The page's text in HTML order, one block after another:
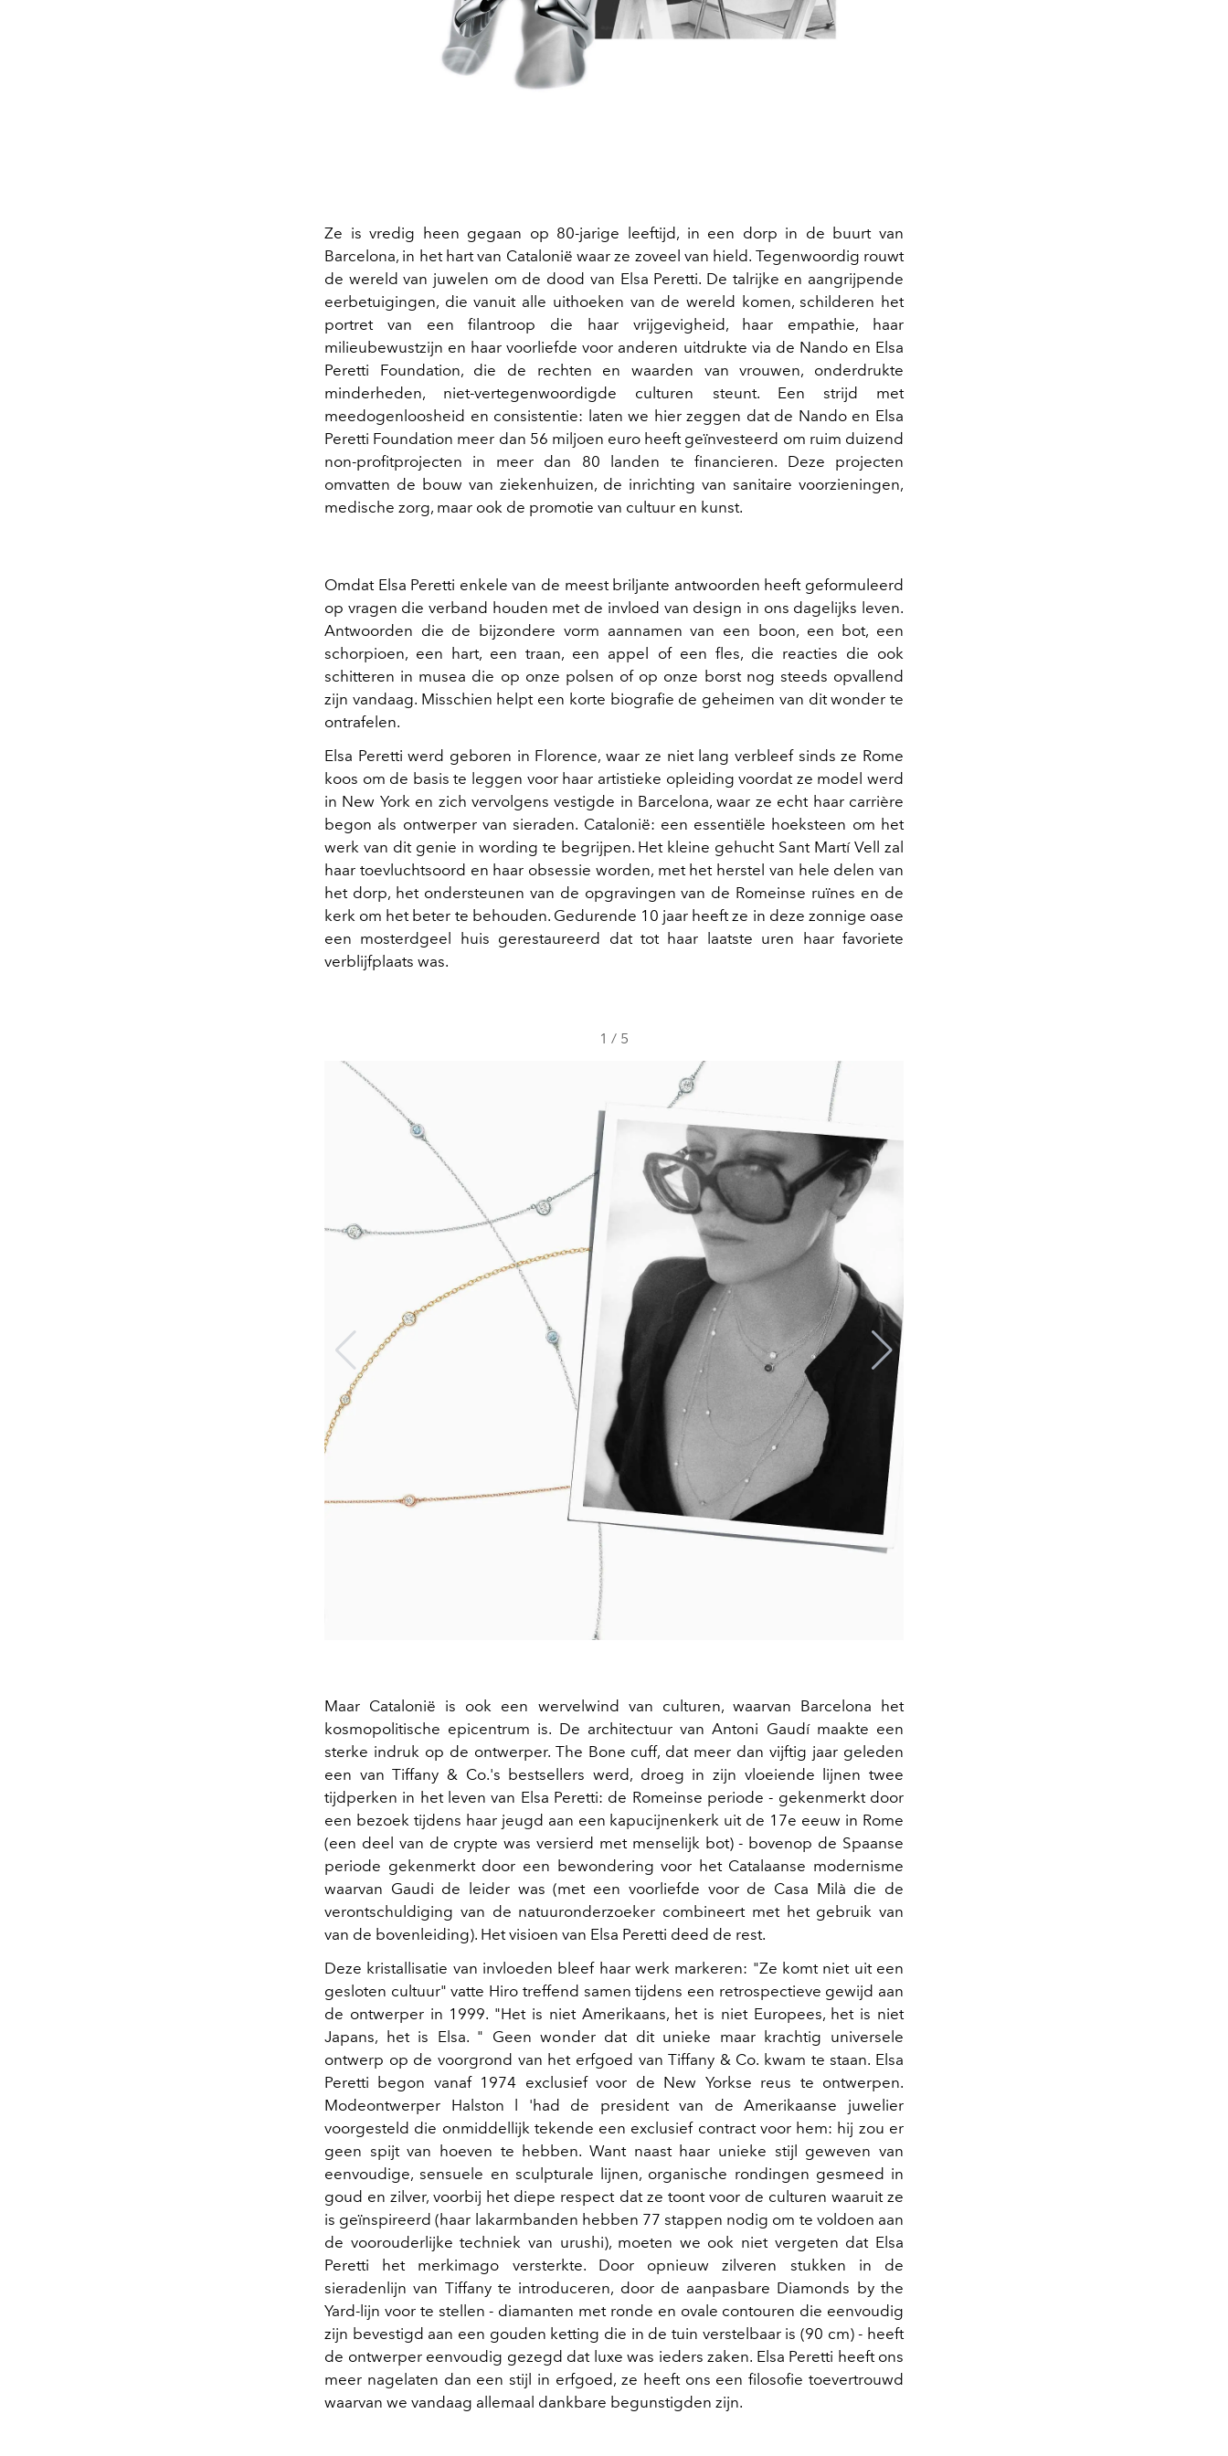
Ze is vredig heen gegaan op 80-jarige leeftijd, in een dorp in de buurt van
Barcelona, in het hart van Catalonië waar ze zoveel van hield. Tegenwoordig rouwt
de wereld van juwelen om de dood van Elsa Peretti. De talrijke en aangrijpende
eerbetuigingen, die vanuit alle uithoeken van de wereld komen, schilderen het
portret van een filantroop die haar vrijgevigheid, haar empathie, haar
milieubewustzijn en haar voorliefde voor anderen uitdrukte via de Nando en Elsa
Peretti Foundation, die de rechten en waarden van vrouwen, onderdrukte
minderheden, niet-vertegenwoordigde culturen steunt. Een strijd met
meedogenloosheid en consistentie: laten we hier zeggen dat de Nando en Elsa
Peretti Foundation meer dan 56 miljoen euro heeft geïnvesteerd om ruim duizend
non-profitprojecten in meer dan 80 landen te financieren. Deze projecten
omvatten de bouw van ziekenhuizen, de inrichting van sanitaire voorzieningen,
medische zorg, maar ook de promotie van cultuur en kunst.
Omdat Elsa Peretti enkele van de meest briljante antwoorden heeft geformuleerd
op vragen die verband houden met de invloed van design in ons dagelijks leven.
Antwoorden die de bijzondere vorm aannamen van een boon, een bot, een
schorpioen, een hart, een traan, een appel of een fles, die reacties die ook
schitteren in musea die op onze polsen of op onze borst nog steeds opvallend
zijn vandaag. Misschien helpt een korte biografie de geheimen van dit wonder te
ontrafelen.
Elsa Peretti werd geboren in Florence, waar ze niet lang verbleef sinds ze Rome
koos om de basis te leggen voor haar artistieke opleiding voordat ze model werd
in New York en zich vervolgens vestigde in Barcelona, waar ze echt haar carrière
begon als ontwerper van sieraden. Catalonië: een essentiële hoeksteen om het
werk van dit genie in wording te begrijpen. Het kleine gehucht Sant Martí Vell zal
haar toevluchtsoord en haar obsessie worden, met het herstel van hele delen van
het dorp, het ondersteunen van de opgravingen van de Romeinse ruïnes en de
kerk om het beter te behouden. Gedurende 10 jaar heeft ze in deze zonnige oase
een mosterdgeel huis gerestaureerd dat tot haar laatste uren haar favoriete
verblijfplaats was.
1 / 5
Maar Catalonië is ook een wervelwind van culturen, waarvan Barcelona het
kosmopolitische epicentrum is. De architectuur van Antoni Gaudí maakte een
sterke indruk op de ontwerper. The Bone cuff, dat meer dan vijftig jaar geleden
een van Tiffany & Co.'s bestsellers werd, droeg in zijn vloeiende lijnen twee
tijdperken in het leven van Elsa Peretti: de Romeinse periode - gekenmerkt door
een bezoek tijdens haar jeugd aan een kapucijnenkerk uit de 17e eeuw in Rome
(een deel van de crypte was versierd met menselijk bot) - bovenop de Spaanse
periode gekenmerkt door een bewondering voor het Catalaanse modernisme
waarvan Gaudi de leider was (met een voorliefde voor de Casa Milà die de
verontschuldiging van de natuuronderzoeker combineert met het gebruik van
van de bovenleiding). Het visioen van Elsa Peretti deed de rest.
Deze kristallisatie van invloeden bleef haar werk markeren: "Ze komt niet uit een
gesloten cultuur" vatte Hiro treffend samen tijdens een retrospectieve gewijd aan
de ontwerper in 1999. "Het is niet Amerikaans, het is niet Europees, het is niet
Japans, het is Elsa. " Geen wonder dat dit unieke maar krachtig universele
ontwerp op de voorgrond van het erfgoed van Tiffany & Co. kwam te staan. Elsa
Peretti begon vanaf 1974 exclusief voor de New Yorkse reus te ontwerpen.
Modeontwerper Halston l 'had de president van de Amerikaanse juwelier
voorgesteld die onmiddellijk tekende een exclusief contract voor hem: hij zou er
geen spijt van hoeven te hebben. Want naast haar unieke stijl geweven van
eenvoudige, sensuele en sculpturale lijnen, organische rondingen gesmeed in
goud en zilver, voorbij het diepe respect dat ze toont voor de culturen waaruit ze
is geïnspireerd (haar lakarmbanden hebben 77 stappen nodig om te voldoen aan
de voorouderlijke techniek van urushi), moeten we ook niet vergeten dat Elsa
Peretti het merkimago versterkte. Door opnieuw zilveren stukken in de
sieradenlijn van Tiffany te introduceren, door de aanpasbare Diamonds by the
Yard-lijn voor te stellen - diamanten met ronde en ovale contouren die eenvoudig
zijn bevestigd aan een gouden ketting die in de tuin verstelbaar is (90 cm) - heeft
de ontwerper eenvoudig gezegd dat luxe was ieders zaken. Elsa Peretti heeft ons
meer nagelaten dan een stijl in erfgoed, ze heeft ons een filosofie toevertrouwd
waarvan we vandaag allemaal dankbare begunstigden zijn.